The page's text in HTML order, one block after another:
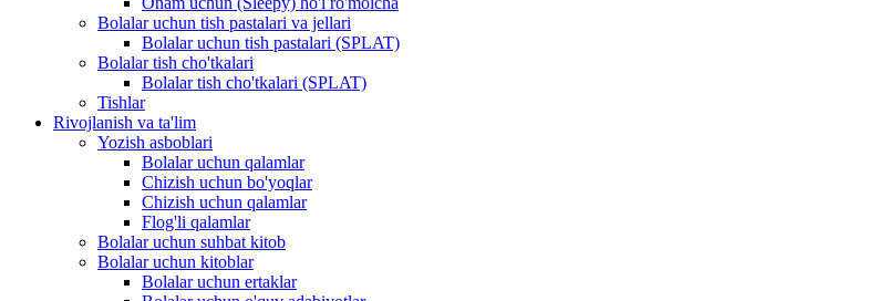
Bolalar uchun tish pastalari va jellari
Bolalar uchun tish pastalari (SPLAT)
Bolalar tish cho'tkalari
Bolalar tish cho'tkalari (SPLAT)
Tishlar
Rivojlanish va ta'lim
Yozish asboblari
Bolalar uchun qalamlar
Chizish uchun bo'yoqlar
Chizish uchun qalamlar
Flog'li qalamlar
Bolalar uchun suhbat kitob
Bolalar uchun kitoblar
Bolalar uchun ertaklar